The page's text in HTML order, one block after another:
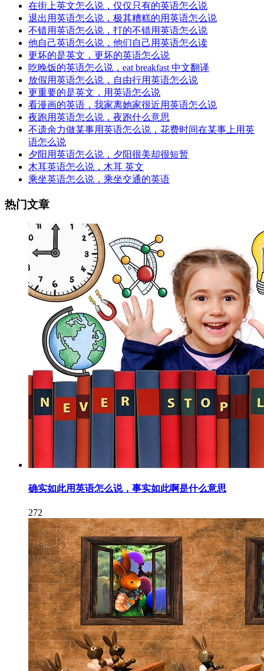
在街上英文怎么说，仅仅只有的英语怎么说
退出用英语怎么说，极其糟糕的用英语怎么说
不错用英语怎么说，打的不错用英语怎么说
他自己英语怎么说，他们自己用英语怎么读
更坏的是英文，更坏的英语怎么说
吃晚饭的英语怎么说，eat breakfast 中文翻译
放假用英语怎么说，自由行用英语怎么说
更重要的是英文，用英语怎么说
看漫画的英语，我家离她家很近用英语怎么说
夜跑用英语怎么说，夜跑什么意思
不遗余力做某事用英语怎么说，花费时间在某事上用英
语怎么说
夕阳用英语怎么说，夕阳很美却很短暂
木耳英语怎么说，木耳 英文
乘坐英语怎么说，乘坐交通的英语
热门文章
确实如此用英语怎么说，事实如此啊是什么意思
272